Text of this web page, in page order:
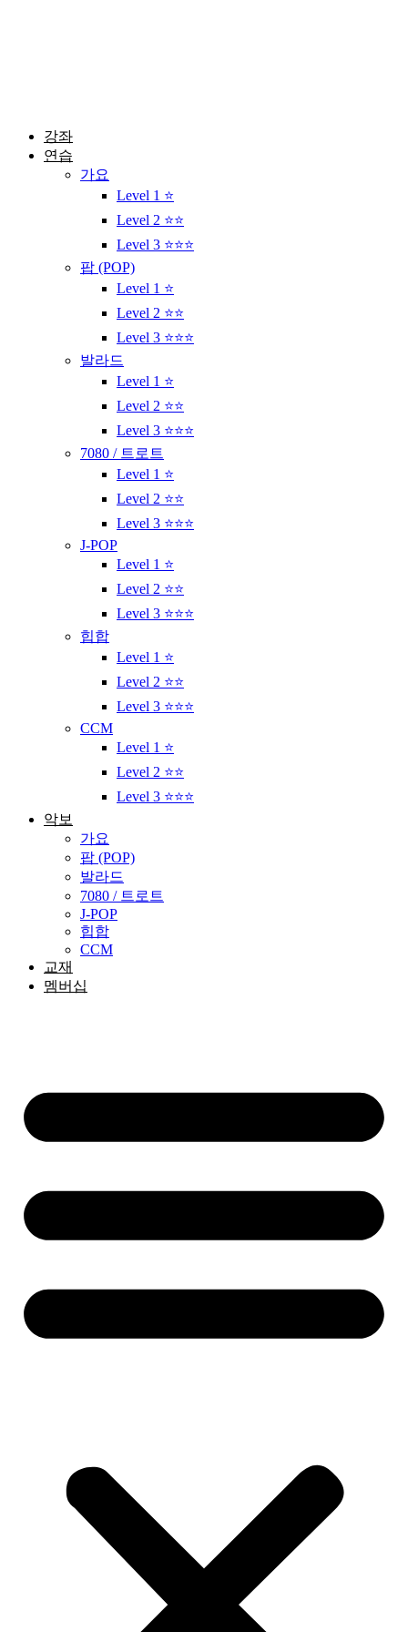
강좌
연습
가요
Level 1 ⭐
Level 2 ⭐⭐
Level 3 ⭐⭐⭐
팝 (POP)
Level 1 ⭐
Level 2 ⭐⭐
Level 3 ⭐⭐⭐
발라드
Level 1 ⭐
Level 2 ⭐⭐
Level 3 ⭐⭐⭐
7080 / 트로트
Level 1 ⭐
Level 2 ⭐⭐
Level 3 ⭐⭐⭐
J-POP
Level 1 ⭐
Level 2 ⭐⭐
Level 3 ⭐⭐⭐
힙합
Level 1 ⭐
Level 2 ⭐⭐
Level 3 ⭐⭐⭐
CCM
Level 1 ⭐
Level 2 ⭐⭐
Level 3 ⭐⭐⭐
악보
가요
팝 (POP)
발라드
7080 / 트로트
J-POP
힙합
CCM
교재
멤버십